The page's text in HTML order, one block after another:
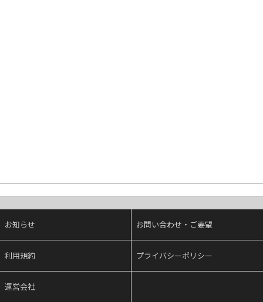
お知らせ お問い合わせ・ご要望
利用規約 プライバシーポリシー
運営会社